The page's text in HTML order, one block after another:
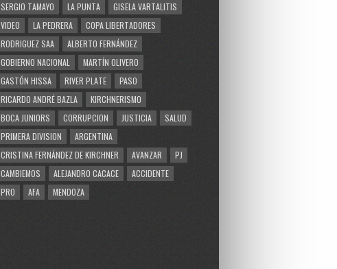
SERGIO TAMAYO
LA PUNTA
GISELA VARTALITIS
VIDEO
LA PEDRERA
COPA LIBERTADORES
RODRIGUEZ SAA
ALBERTO FERNÁNDEZ
GOBIERNO NACIONAL
MARTÍN OLIVERO
GASTÓN HISSA
RIVER PLATE
PASO
RICARDO ANDRÉ BAZLA
KIRCHNERISMO
BOCA JUNIORS
CORRUPCION JUSTICIA
SALUD
PRIMERA DIVISION
ARGENTINA
CRISTINA FERNÁNDEZ DE KIRCHNER
AVANZAR
PJ
CAMBIEMOS
ALEJANDRO CACACE
ACCIDENTE
PRO
AFA MENDOZA